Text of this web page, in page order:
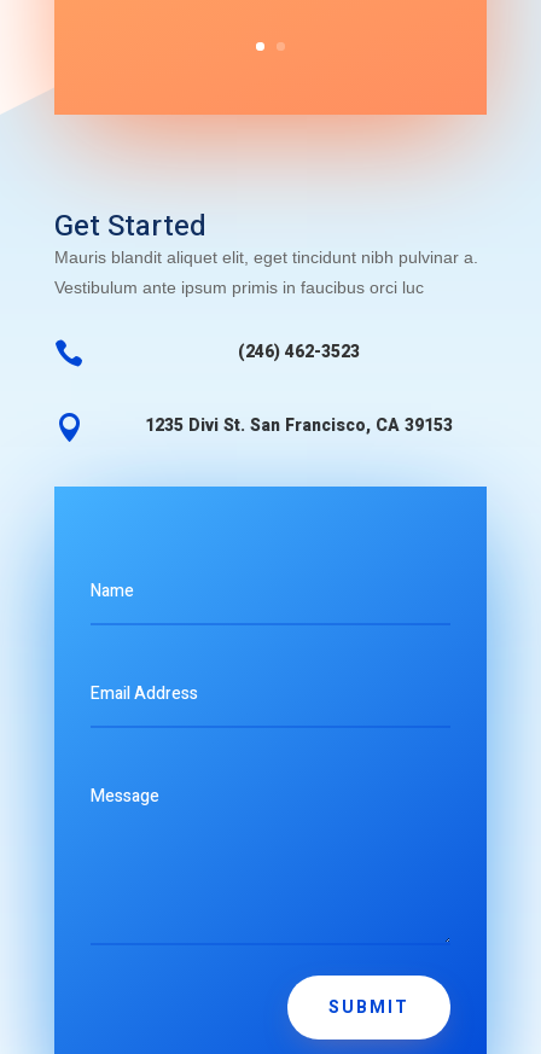
Get Started
Mauris blandit aliquet elit, eget tincidunt nibh pulvinar a.
Vestibulum ante ipsum primis in faucibus orci luc
 (246) 462-3523
 1235 Divi St. San Francisco, CA 39153
SUBMIT